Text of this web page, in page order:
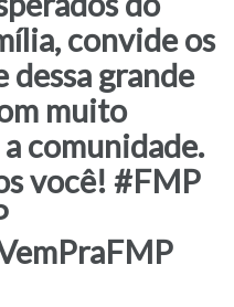
convide os
grande
muito
comunidade.
você! #FMP